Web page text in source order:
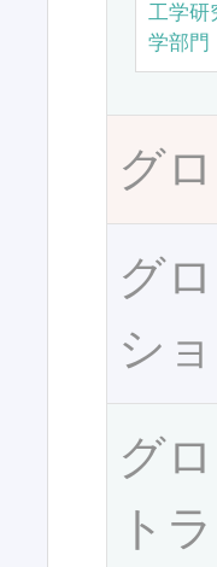
工学
学部門
グ
グ
シ
グ
ト